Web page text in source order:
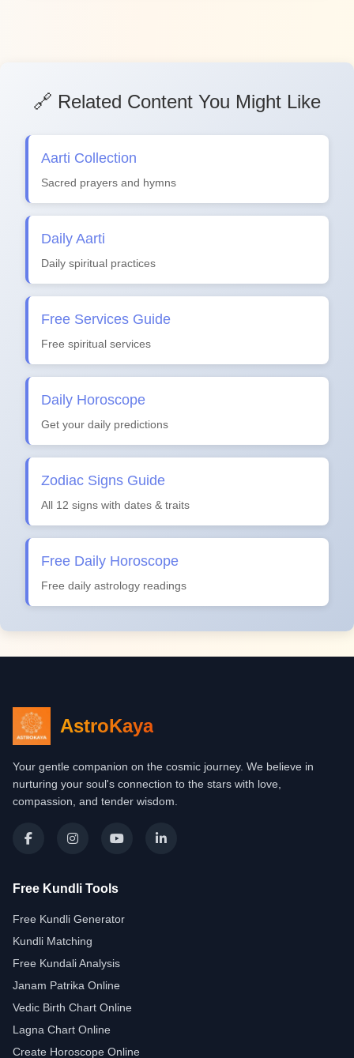
🔗 Related Content You Might Like
Aarti Collection
Sacred prayers and hymns
Daily Aarti
Daily spiritual practices
Free Services Guide
Free spiritual services
Daily Horoscope
Get your daily predictions
Zodiac Signs Guide
All 12 signs with dates & traits
Free Daily Horoscope
Free daily astrology readings
AstroKaya
Your gentle companion on the cosmic journey. We believe in
nurturing your soul's connection to the stars with love,
compassion, and tender wisdom.
Free Kundli Tools
Free Kundli Generator
Kundli Matching
Free Kundali Analysis
Janam Patrika Online
Vedic Birth Chart Online
Lagna Chart Online
Create Horoscope Online